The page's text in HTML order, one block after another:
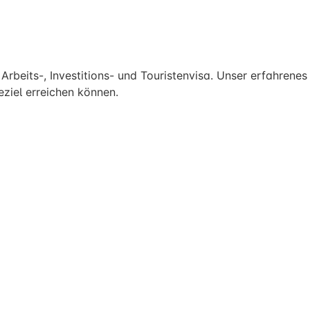
, Investitions- und Touristenvisa. Unser erfahrenes
erreichen können.